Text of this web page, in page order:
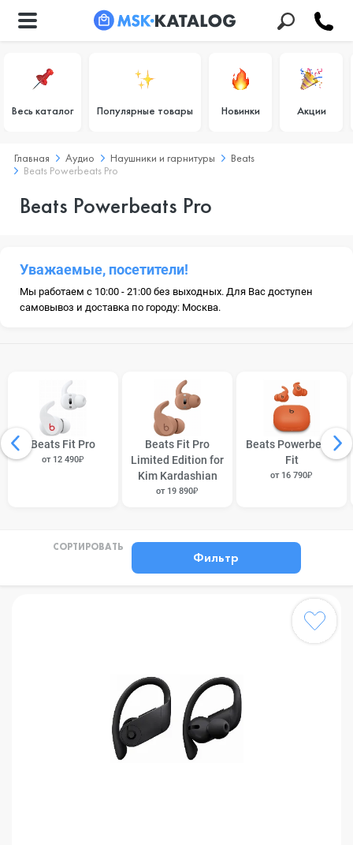
Весь каталог Популярные товары Новинки Акции
Главная Аудио Наушники и гарнитуры
Beats
Beats Powerbeats Pro
Beats Powerbeats Pro
Уважаемые, посетители!
Мы работаем с 10:00 - 21:00 без выходных. Для Вас доступен
самовывоз и доставка по городу: Москва.
Beats Fit Pro
от 12 490₽
Beats Fit Pro
Limited Edition for
Kim Kardashian
от 19 890₽
Beats Powerbeats
Fit
от 16 790₽
СОРТИРОВАТЬ
Фильтр